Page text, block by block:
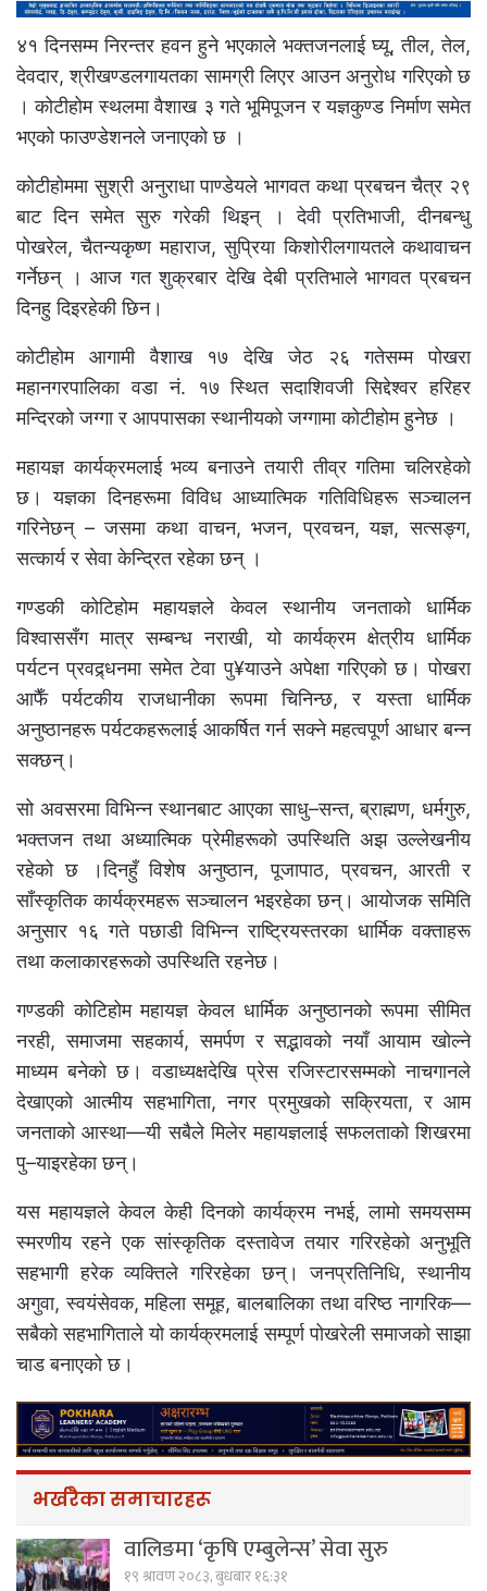
४१ दिनसम्म निरन्तर हवन हुने भएकाले भक्तजनलाई घ्यू, तील, तेल,
देवदार, श्रीखण्डलगायतका सामग्री लिएर आउन अनुरोध गरिएको छ
। कोटीहोम स्थलमा वैशाख ३ गते भूमिपूजन र यज्ञकुण्ड निर्माण समेत
भएको फाउण्डेशनले जनाएको छ ।
कोटीहोममा सुश्री अनुराधा पाण्डेयले भागवत कथा प्रबचन चैत्र २९
बाट दिन समेत सुरु गरेकी थिइन् । देवी प्रतिभाजी, दीनबन्धु
पोखरेल, चैतन्यकृष्ण महाराज, सुप्रिया किशोरीलगायतले कथावाचन
गर्नेछन् । आज गत शुक्रबार देखि देबी प्रतिभाले भागवत प्रबचन
दिनहु दिइरहेकी छिन।
कोटीहोम आगामी वैशाख १७ देखि जेठ २६ गतेसम्म पोखरा
महानगरपालिका वडा नं. १७ स्थित सदाशिवजी सिद्देश्वर हरिहर
मन्दिरको जग्गा र आपपासका स्थानीयको जग्गामा कोटीहोम हुनेछ ।
महायज्ञ कार्यक्रमलाई भव्य बनाउने तयारी तीव्र गतिमा चलिरहेको
छ। यज्ञका दिनहरूमा विविध आध्यात्मिक गतिविधिहरू सञ्चालन
गरिनेछन् – जसमा कथा वाचन, भजन, प्रवचन, यज्ञ, सत्सङ्ग,
सत्कार्य र सेवा केन्द्रित रहेका छन् ।
गण्डकी कोटिहोम महायज्ञले केवल स्थानीय जनताको धार्मिक
विश्वाससँग मात्र सम्बन्ध नराखी, यो कार्यक्रम क्षेत्रीय धार्मिक
पर्यटन प्रवद्र्धनमा समेत टेवा पु¥याउने अपेक्षा गरिएको छ। पोखरा
आफैँ पर्यटकीय राजधानीका रूपमा चिनिन्छ, र यस्ता धार्मिक
अनुष्ठानहरू पर्यटकहरूलाई आकर्षित गर्न सक्ने महत्वपूर्ण आधार बन्न
सक्छन्।
सो अवसरमा विभिन्न स्थानबाट आएका साधु–सन्त, ब्राह्मण, धर्मगुरु,
भक्तजन तथा अध्यात्मिक प्रेमीहरूको उपस्थिति अझ उल्लेखनीय
रहेको छ ।दिनहुँ विशेष अनुष्ठान, पूजापाठ, प्रवचन, आरती र
साँस्कृतिक कार्यक्रमहरू सञ्चालन भइरहेका छन्। आयोजक समिति
अनुसार १६ गते पछाडी विभिन्न राष्ट्रियस्तरका धार्मिक वक्ताहरू
तथा कलाकारहरूको उपस्थिति रहनेछ।
गण्डकी कोटिहोम महायज्ञ केवल धार्मिक अनुष्ठानको रूपमा सीमित
नरही, समाजमा सहकार्य, समर्पण र सद्भावको नयाँ आयाम खोल्ने
माध्यम बनेको छ। वडाध्यक्षदेखि प्रेस रजिस्टारसम्मको नाचगानले
देखाएको आत्मीय सहभागिता, नगर प्रमुखको सक्रियता, र आम
जनताको आस्था—यी सबैले मिलेर महायज्ञलाई सफलताको शिखरमा
पु–याइरहेका छन्।
यस महायज्ञले केवल केही दिनको कार्यक्रम नभई, लामो समयसम्म
स्मरणीय रहने एक सांस्कृतिक दस्तावेज तयार गरिरहेको अनुभूति
सहभागी हरेक व्यक्तिले गरिरहेका छन्। जनप्रतिनिधि, स्थानीय
अगुवा, स्वयंसेवक, महिला समूह, बालबालिका तथा वरिष्ठ नागरिक—
सबैको सहभागिताले यो कार्यक्रमलाई सम्पूर्ण पोखरेली समाजको साझा
चाड बनाएको छ।
भर्खरैका समाचारहरू
वालिङमा ‘कृषि एम्बुलेन्स’ सेवा सुरु
१९ श्रावण २०८३, बुधबार १६:३१